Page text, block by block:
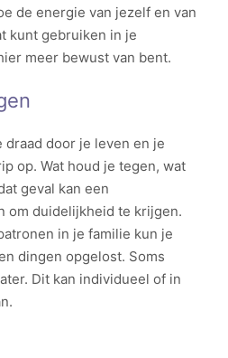
de energie van jezelf en van
kunt gebruiken in je
meer bewust van bent.
door je leven en je
op. Wat houd je tegen, wat
geval kan een
om duidelijkheid te krijgen.
in je familie kun je
dingen opgelost. Soms
Dit kan individueel of in